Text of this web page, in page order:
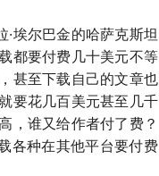
埃尔巴金的哈萨克斯坦
都要付费几十美元不等
甚至下载自己的文章也
要花几百美元甚至几千
，谁又给作者付了费？
各种在其他平台要付费